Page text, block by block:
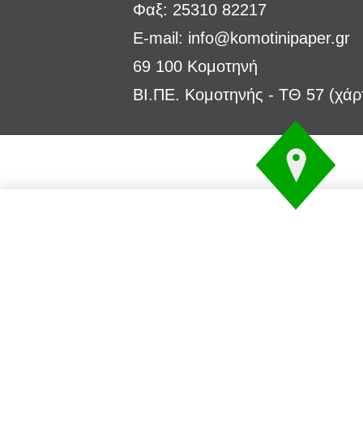
Φαξ: 25310 82217
E-mail: info@komotinipaper.gr
69 100 Κομοτηνή
ΒΙ.ΠΕ. Κομοτηνής - ΤΘ 57 (